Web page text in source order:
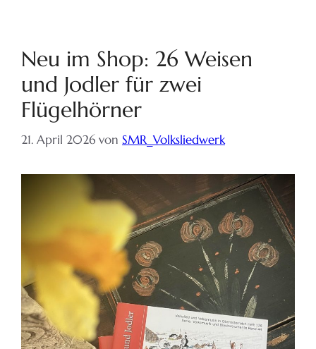
Neu im Shop: 26 Weisen
und Jodler für zwei
Flügelhörner
21. April 2026 von SMR_Volksliedwerk